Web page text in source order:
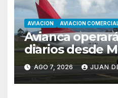
AVIACION AVIACION
Avianca
diarios desde
Asunción
AGO 7, 2026 JUAN